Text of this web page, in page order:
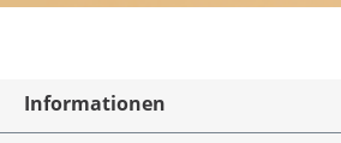
Informationen